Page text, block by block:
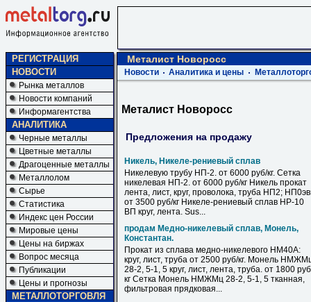
РЕГИСТРАЦИЯ
НОВОСТИ
Рынка металлов
Новости компаний
Информагентства
АНАЛИТИКА
Черные металлы
Цветные металлы
Драгоценные металлы
Металлолом
Сырье
Статистика
Индекс цен России
Мировые цены
Цены на биржах
Вопрос месяца
Публикации
Цены и прогнозы
МЕТАЛЛОТОРГОВЛЯ
Металист Новоросс
Новости Аналитика и цены
Металист Новоросс
Предложения на продажу
Никель, Никеле-рениевый сплав
Никелевую трубу НП-2. от 6000 руб/кг. Сетка
никелевая НП-2. от 6000 руб/кг Никель прокат
лента, лист, круг, проволока, труба НП2;
от 3500 руб/кг Никеле-рениевый сплав НР-10
ВП круг, лента. Sus...
продам Медно-никелевый сплав, Монель,
Константан.
Прокат из сплава медно-никелевого НМ40А:
круг, лист, труба от 2500 руб/кг. Монель
28-2, 5-1, 5 круг, лист, лента, труба. от 1800
кг Сетка Монель НМЖМц 28-2, 5-1, 5 тканная,
фильтровая прядковая...